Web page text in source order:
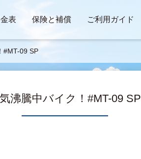
表 保険と補償 ご利用ガイド
#MT-09 SP
沸騰中バイク！#MT-09 SP